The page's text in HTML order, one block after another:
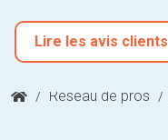
Lire les avis clients
/ Réseau de pros /